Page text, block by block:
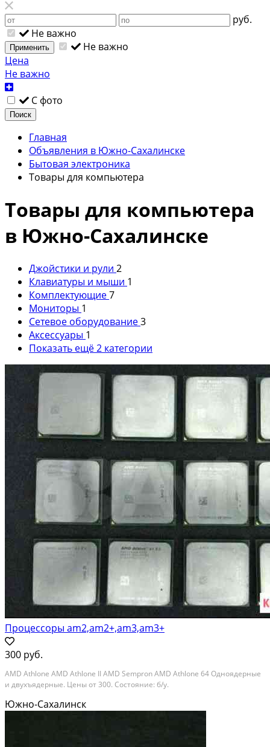
руб.
Не важно
Применить
Не важно
Цена
Не важно
С фото
Поиск
Главная
Объявления в Южно-Сахалинске
Бытовая электроника
Товары для компьютера
Товары для компьютера
в Южно-Сахалинске
Джойстики и рули 2
Клавиатуры и мыши 1
Комплектующие7
Мониторы 1
Сетевое оборудование3
Аксессуары 1
Показать ещё 2 категории
Процессоры аm2,am2+,am3,am3+
300 руб.
AMD Athlone AMD Athlone II AMD Sempron AMD Athlone 64 Одноядерные
и двухъядерные. Цены от 300. Состояние: б/у.
Южно-Сахалинск